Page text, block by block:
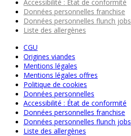
Accessibilité : État de conformité
Données personnelles franchise
Données personnelles flunch jobs
Liste des allergènes
CGU
Origines viandes
Mentions légales
Mentions légales offres
Politique de cookies
Données personnelles
Accessibilité : État de conformité
Données personnelles franchise
Données personnelles flunch jobs
Liste des allergènes